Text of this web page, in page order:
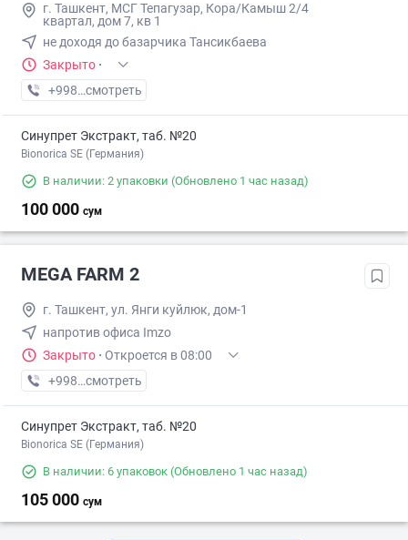
г. Ташкент, МСГ Тепагузар, Кора/Камыш 2/4
квартал, дом 7, кв 1
не доходя до базарчика Тансикбаева
Закрыто ·
+998 (77) XXX-XX-XX
смотреть
Синупрет Экстракт, таб. №20
Bionorica SE (Германия)
В наличии: 2 упаковки (Обновлено 1 час назад)
100 000 сум
MEGA FARM 2
г. Ташкент, ул. Янги куйлюк, дом-1
напротив офиса Imzo
Закрыто · Откроется в 08:00
+998 (71) XXX-XX-XX
смотреть
Синупрет Экстракт, таб. №20
Bionorica SE (Германия)
В наличии: 6 упаковок (Обновлено 1 час назад)
105 000 сум